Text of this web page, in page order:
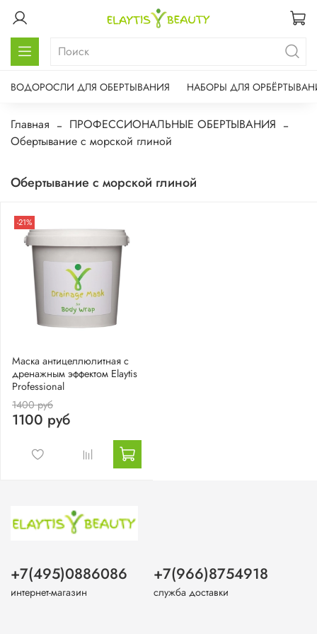
ВОДОРОСЛИ ДЛЯ ОБЕРТЫВАНИЯ НАБОРЫ ДЛЯ
Главная
ПРОФЕССИОНАЛЬНЫЕ ОБЕРТЫВАНИЯ
Обертывание с морской глиной
Обертывание с морской глиной
-21%
Маска антицеллюлитная с
дренажным эффектом Elaytis
Professional
1400 руб
1100 руб
+7(495)0886086
интернет-магазин
+7(966)8754918
служба доставки